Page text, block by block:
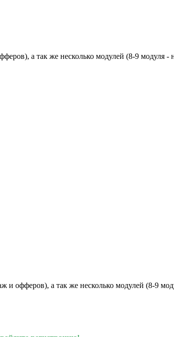
а так же несколько модулей (8-9 модуля -
офферов), а так же несколько модулей (8-9